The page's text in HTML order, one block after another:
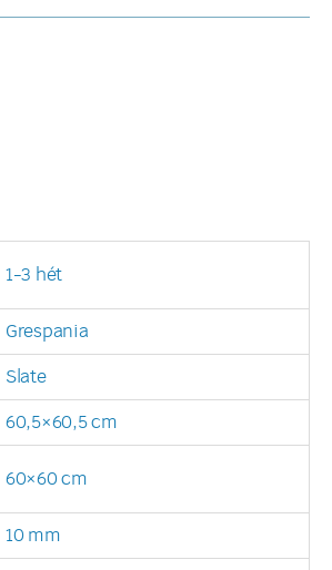
1-3 hét
Grespania
Slate
60,5×60,5 cm
60×60 cm
10 mm